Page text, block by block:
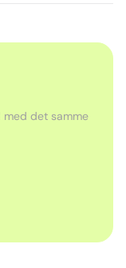
med det samme